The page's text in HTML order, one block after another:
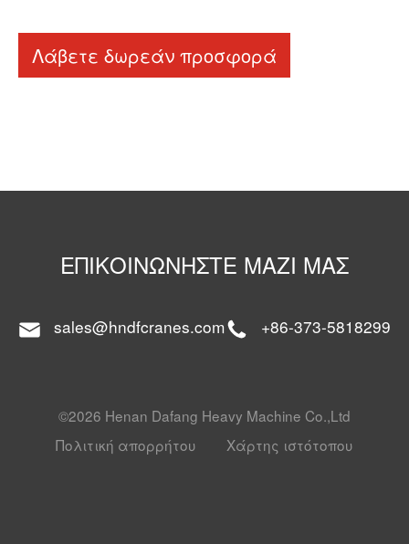
Λάβετε δωρεάν προσφορά
ΕΠΙΚΟΙΝΩΝΉΣΤΕ ΜΑΖΊ ΜΑΣ
sales@hndfcranes.com +86-373-5818299
©2026 Henan Dafang Heavy Machine Co.,Ltd
Πολιτική απορρήτου
Χάρτης ιστότοπου